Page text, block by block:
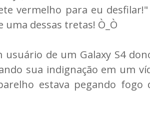
vermelho para eu desfilar!"
dessas tretas! Ò_Ò
usuário de um Galaxy S4
sua indignação em um
estava pegando fogo